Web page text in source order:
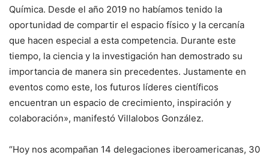
Química. Desde el año 2019 no habíamos tenido la
oportunidad de compartir el espacio físico y la cercanía
que hacen especial a esta competencia. Durante este
tiempo, la ciencia y la investigación han demostrado su
importancia de manera sin precedentes. Justamente en
eventos como este, los futuros líderes científicos
encuentran un espacio de crecimiento, inspiración y
colaboración», manifestó Villalobos González.
“Hoy nos acompañan 14 delegaciones iberoamericanas, 30